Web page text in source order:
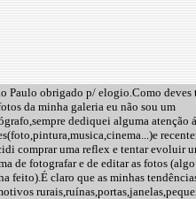
Paulo obrigado p/ elogio.Como deves
da minha galeria eu não sou um
dediquei alguma atenção
comprar uma reflex e tentar evoluir
de fotografar e de editar as fotos
feito).É claro que as minhas